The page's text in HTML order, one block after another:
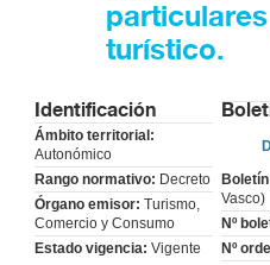
turístico.
Identificación
Ámbito territorial:
Autonómico
Rango normativo: Decreto
Órgano emisor: Turismo,
Comercio y Consumo
Estado vigencia: Vigente
Vasco)
Nº
Nº